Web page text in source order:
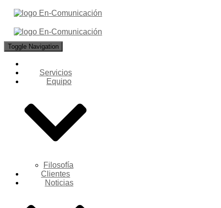
Toggle Navigation
Servicios
Equipo
Filosofía
Clientes
Noticias